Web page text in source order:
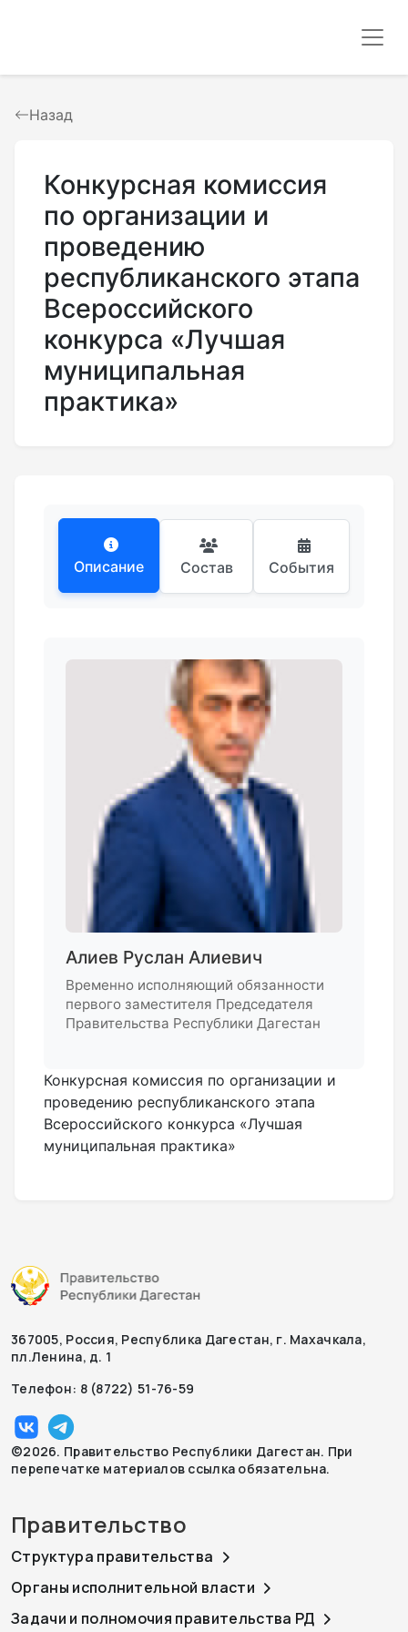
Назад
Конкурсная комиссия
по организации и
проведению
республиканского этапа
Всероссийского
конкурса «Лучшая
муниципальная
практика»
Описание Состав События
Алиев Руслан Алиевич
Временно исполняющий обязанности
первого заместителя Председателя
Правительства Республики Дагестан
Конкурсная комиссия по организации и
проведению республиканского этапа
Всероссийского конкурса «Лучшая
муниципальная практика»
367005, Россия, Республика Дагестан, г. Махачкала,
пл.Ленина, д. 1
Телефон: 8 (8722) 51-76-59
©2026. Правительство Республики Дагестан. При
перепечатке материалов ссылка обязательна.
Правительство
Структура правительства
Органы исполнительной власти
Задачи и полномочия правительства РД